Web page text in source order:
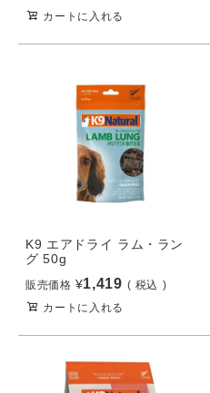
カートに入れる
K9 エアドライ ラム・ラン
グ 50g
販売価格 ¥1,419
税込
カートに入れる